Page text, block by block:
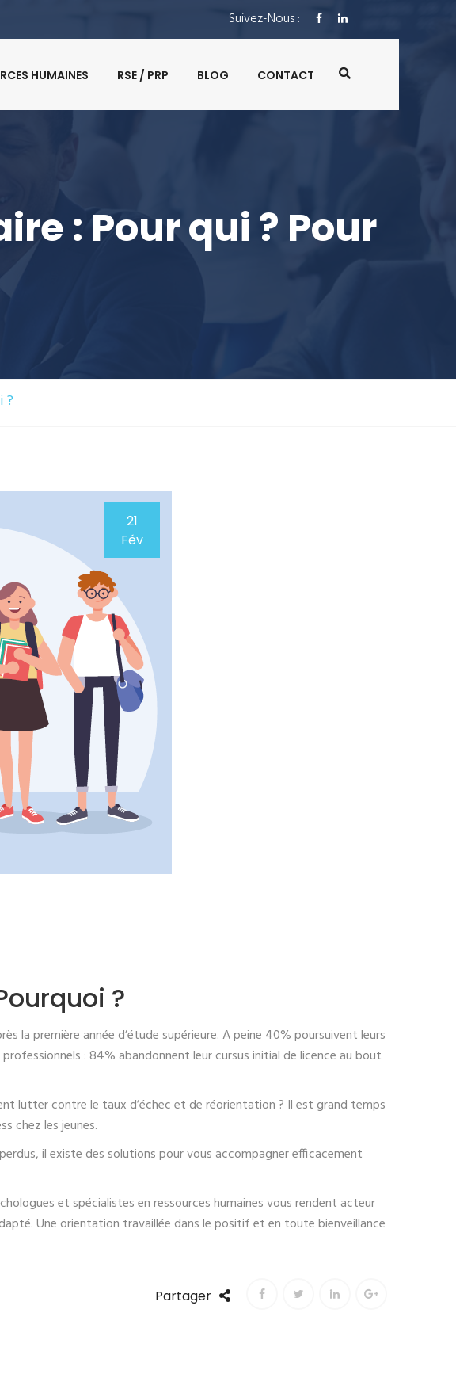
Suivez-Nous :
HUMAINES RSE / PRP BLOG CONTACT
: Pour qui ? Pour
?
21
Fév
?
la première année d’étude supérieure. A peine 40% poursuivent leurs
: 84% abandonnent leur cursus initial de licence au bout
lutter contre le taux d’échec et de réorientation ? Il est grand temps
chez les jeunes.
il existe des solutions pour vous accompagner efficacement
et spécialistes en ressources humaines vous rendent acteur
Une orientation travaillée dans le positif et en toute bienveillance
Partager